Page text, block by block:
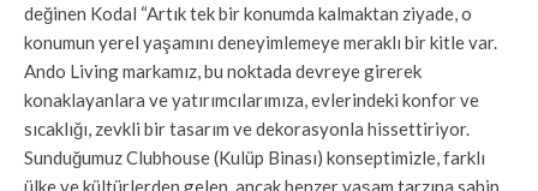
değinen Kodal “Artık tek bir konumda kalmaktan ziyade, o
konumun yerel yaşamını deneyimlemeye meraklı bir kitle var.
Ando Living markamız, bu noktada devreye girerek
konaklayanlara ve yatırımcılarımıza, evlerindeki konfor ve
sıcaklığı, zevkli bir tasarım ve dekorasyonla hissettiriyor.
Sunduğumuz Clubhouse (Kulüp Binası) konseptimizle, farklı
ülke ve kültürlerden gelen, ancak benzer yaşam tarzına sahip